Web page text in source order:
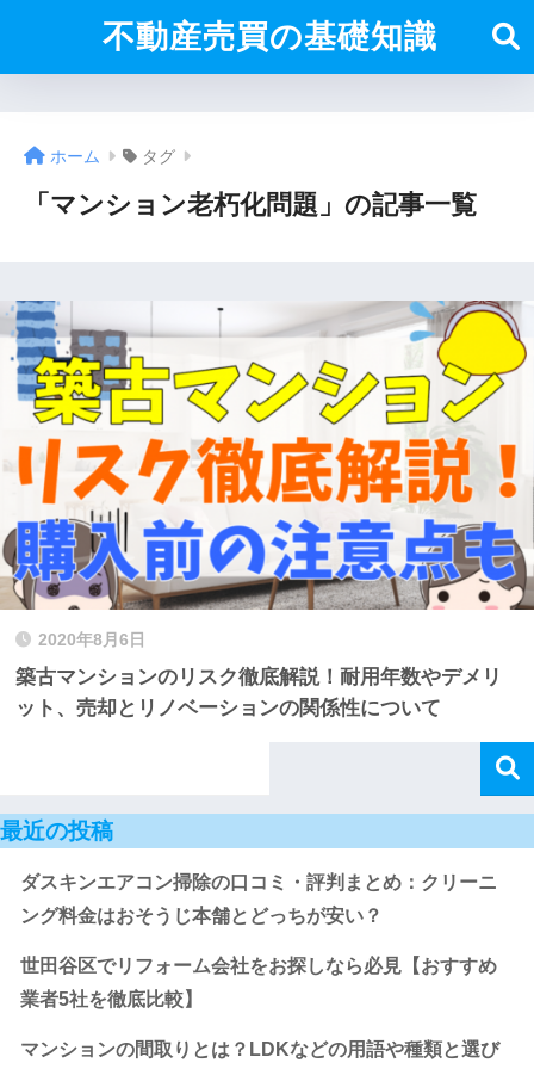
不動産売買の基礎知識
ホーム タグ
「マンション老朽化問題」の記事一覧
2020年8月6日
築古マンションのリスク徹底解説！耐用年数やデメリ
ット、売却とリノベーションの関係性について
最近の投稿
ダスキンエアコン掃除の口コミ・評判まとめ：クリーニ
ング料金はおそうじ本舗とどっちが安い？
世田谷区でリフォーム会社をお探しなら必見【おすすめ
業者5社を徹底比較】
マンションの間取りとは？LDKなどの用語や種類と選び